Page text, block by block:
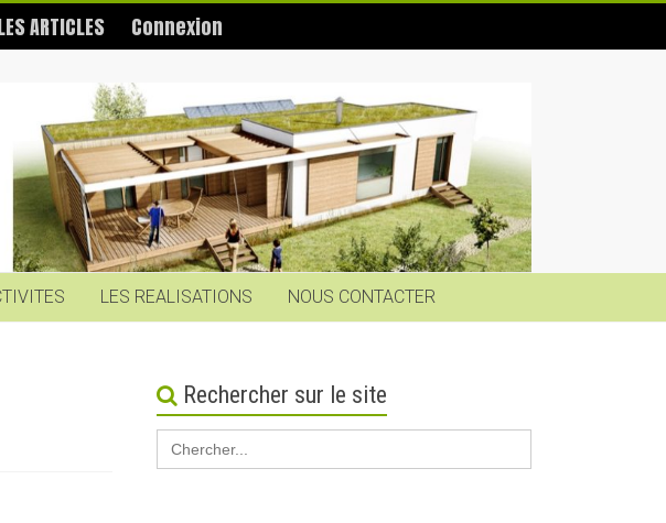
ARTICLES Connexion
LES REALISATIONS NOUS CONTACTER
Rechercher sur le site
Search
for: